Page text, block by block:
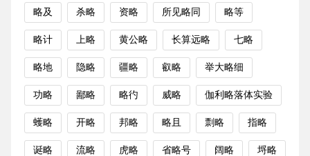
略及 杀略 资略 所见略同 略等
略计 上略 黄公略 长算远略 七略
略地 隐略 疆略 叡略 举大略细
功略 鄙略 略彴 威略 伽利略落体实验
蠖略 开略 邦略 略且 剽略 指略
诞略 流略 虎略 省略号 阔略 埒略